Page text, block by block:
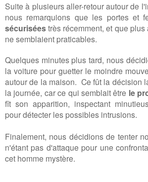
Suite à plusieurs aller-retour autour de
nous remarquions que les portes et
sécuriséestrès récemment, et que
ne semblaient praticables.
Quelques minutes plus tard, nous
la voiture pour guetter le moindre
autour de la maison. Ce fût la décision
la journée, car ce qui semblait être le
fît son apparition, inspectant
pour détecter les possibles intrusions.
Finalement, nous décidions de tenter
n'étant pas d'attaque pour une
cet homme mystère.